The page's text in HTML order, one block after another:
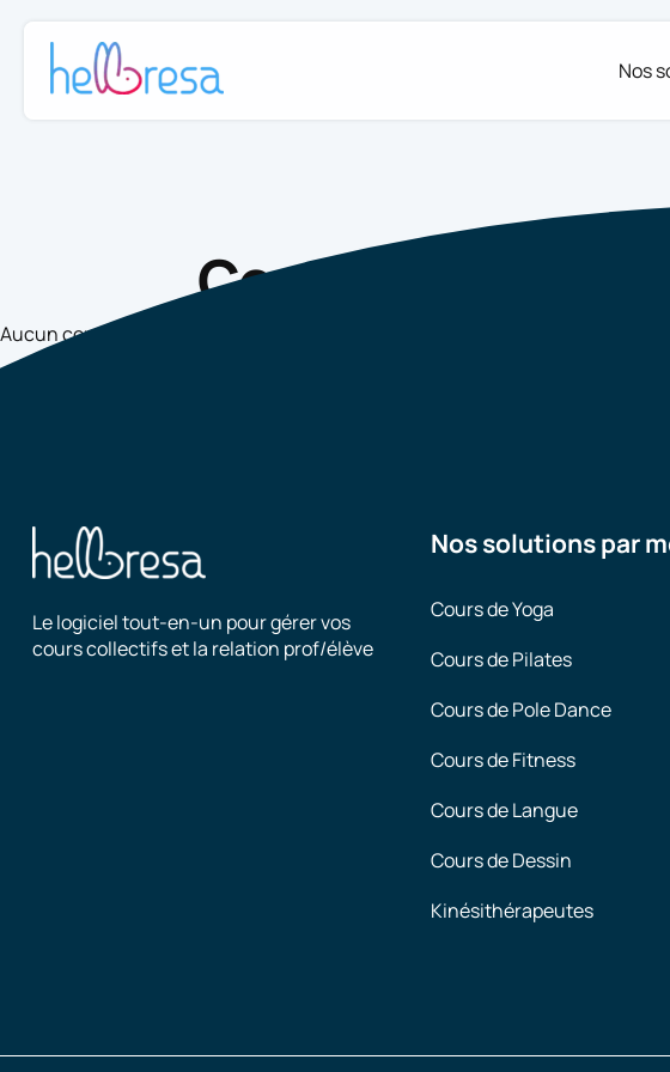
Nos
Comment
Aucun contenu
Le logiciel tout-en-un pour gérer vos
cours collectifs et la relation prof/élève
Nos solutions par
Cours de Yoga
Cours de Pilates
Cours de Pole Dance
Cours de Fitness
Cours de Langue
Cours de Dessin
Kinésithérapeutes